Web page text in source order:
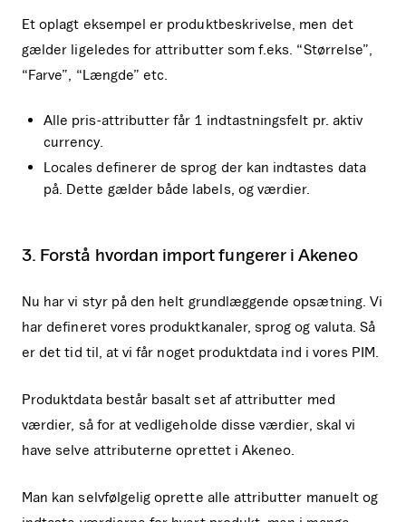
Et oplagt eksempel er produktbeskrivelse, men det
gælder ligeledes for attributter som f.eks. “Størrelse”,
“Farve”, “Længde” etc.
Alle pris-attributter får 1 indtastningsfelt pr. aktiv
currency.
Locales definerer de sprog der kan indtastes data
på. Dette gælder både labels, og værdier.
3. Forstå hvordan import fungerer i Akeneo
Nu har vi styr på den helt grundlæggende opsætning. Vi
har defineret vores produktkanaler, sprog og valuta. Så
er det tid til, at vi får noget produktdata ind i vores PIM.
Produktdata består basalt set af attributter med
værdier, så for at vedligeholde disse værdier, skal vi
have selve attributerne oprettet i Akeneo.
Man kan selvfølgelig oprette alle attributter manuelt og